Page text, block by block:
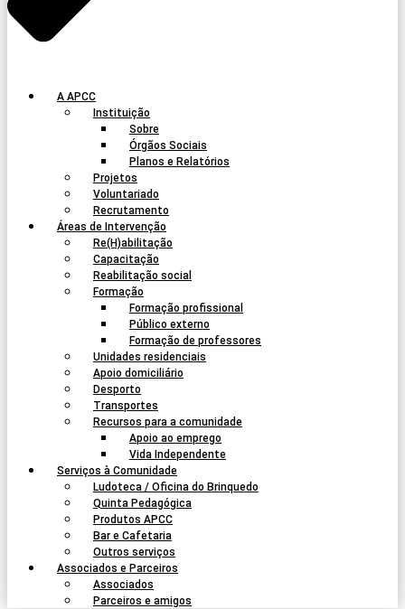
A APCC
Instituição
Sobre
Órgãos Sociais
Planos e Relatórios
Projetos
Voluntariado
Recrutamento
Áreas de Intervenção
Re(H)abilitação
Capacitação
Reabilitação social
Formação
Formação profissional
Público externo
Formação de professores
Unidades residenciais
Apoio domiciliário
Desporto
Transportes
Recursos para a comunidade
Apoio ao emprego
Vida Independente
Serviços à Comunidade
Ludoteca / Oficina do Brinquedo
Quinta Pedagógica
Produtos APCC
Bar e Cafetaria
Outros serviços
Associados e Parceiros
Associados
Parceiros e amigos